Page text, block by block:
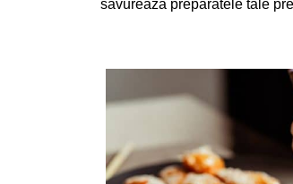
savurează preparatele tale